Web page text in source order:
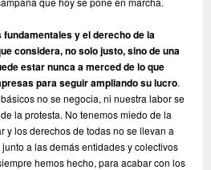
y el derecho de la
considera, no solo justo, sino de una
estar nunca a merced de lo que
para seguir ampliando su lucro.
no se negocia, ni nuestra labor se
la protesta. No tenemos miedo de la
y los derechos de todas no se llevan a
a las demás entidades y colectivos
hemos hecho, para acabar con los